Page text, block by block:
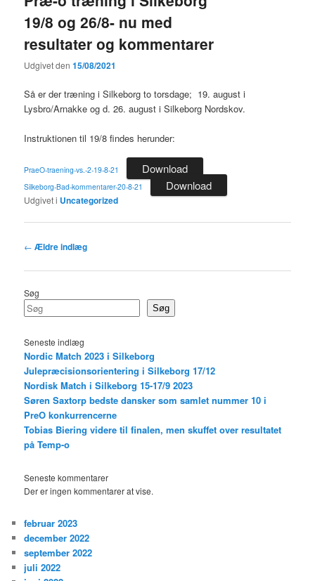
19/8 og 26/8- nu med
resultater og kommentarer
Udgivet den15/08/2021
Så er der træning i Silkeborg to torsdage; 19. august i
Lysbro/Arnakke og d. 26. august i Silkeborg Nordskov.
Instruktionen til 19/8 findes herunder:
PraeO-traening-vs.-2-19-8-21 Download
Silkeborg-Bad-kommentarer-20-8-21 Download
Udgivet i Uncategorized
Indlægsnavigation
← Ældre indlæg
Søg
Søg
Seneste indlæg
Nordic Match 2023 i Silkeborg
Julepræcisionsorientering i Silkeborg 17/12
Nordisk Match i Silkeborg 15-17/9 2023
Søren Saxtorp bedste dansker som samlet nummer 10 i
PreO konkurrencerne
Tobias Biering videre til finalen, men skuffet over resultatet
på Temp-o
Seneste kommentarer
Der er ingen kommentarer at vise.
februar 2023
december 2022
september 2022
juli 2022